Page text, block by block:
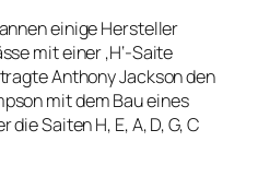
einige Hersteller
mit einer ‚H‘-Saite
Anthony Jackson den
mit dem Bau eines
Saiten H, E, A, D, G, C